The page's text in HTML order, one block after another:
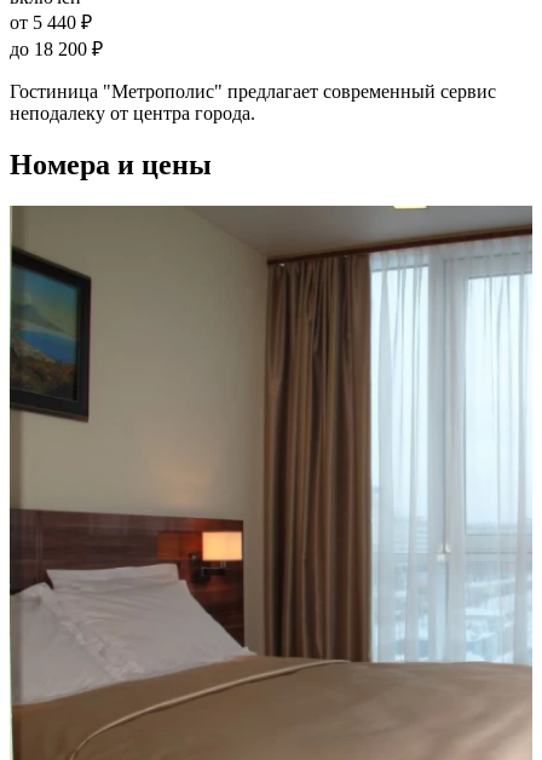
от 5 440 ₽
до 18 200 ₽
Гостиница "Метрополис" предлагает современный сервис
неподалеку от центра города.
Номера и цены